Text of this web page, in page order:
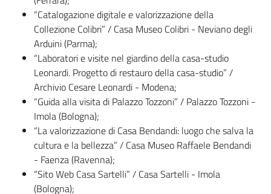
“Catalogazione digitale e valorizzazione della
Collezione Colibri” / Casa Museo Colibri - Neviano degli
Arduini (Parma);
“Laboratori e visite nel giardino della casa-studio
Leonardi. Progetto di restauro della casa-studio” /
Archivio Cesare Leonardi - Modena;
“Guida alla visita di Palazzo Tozzoni” / Palazzo Tozzoni -
Imola (Bologna);
“La valorizzazione di Casa Bendandi: luogo che salva la
cultura e la bellezza” / Casa Museo Raffaele Bendandi
- Faenza (Ravenna);
“Sito Web Casa Sartelli” / Casa Sartelli - Imola
(Bologna);